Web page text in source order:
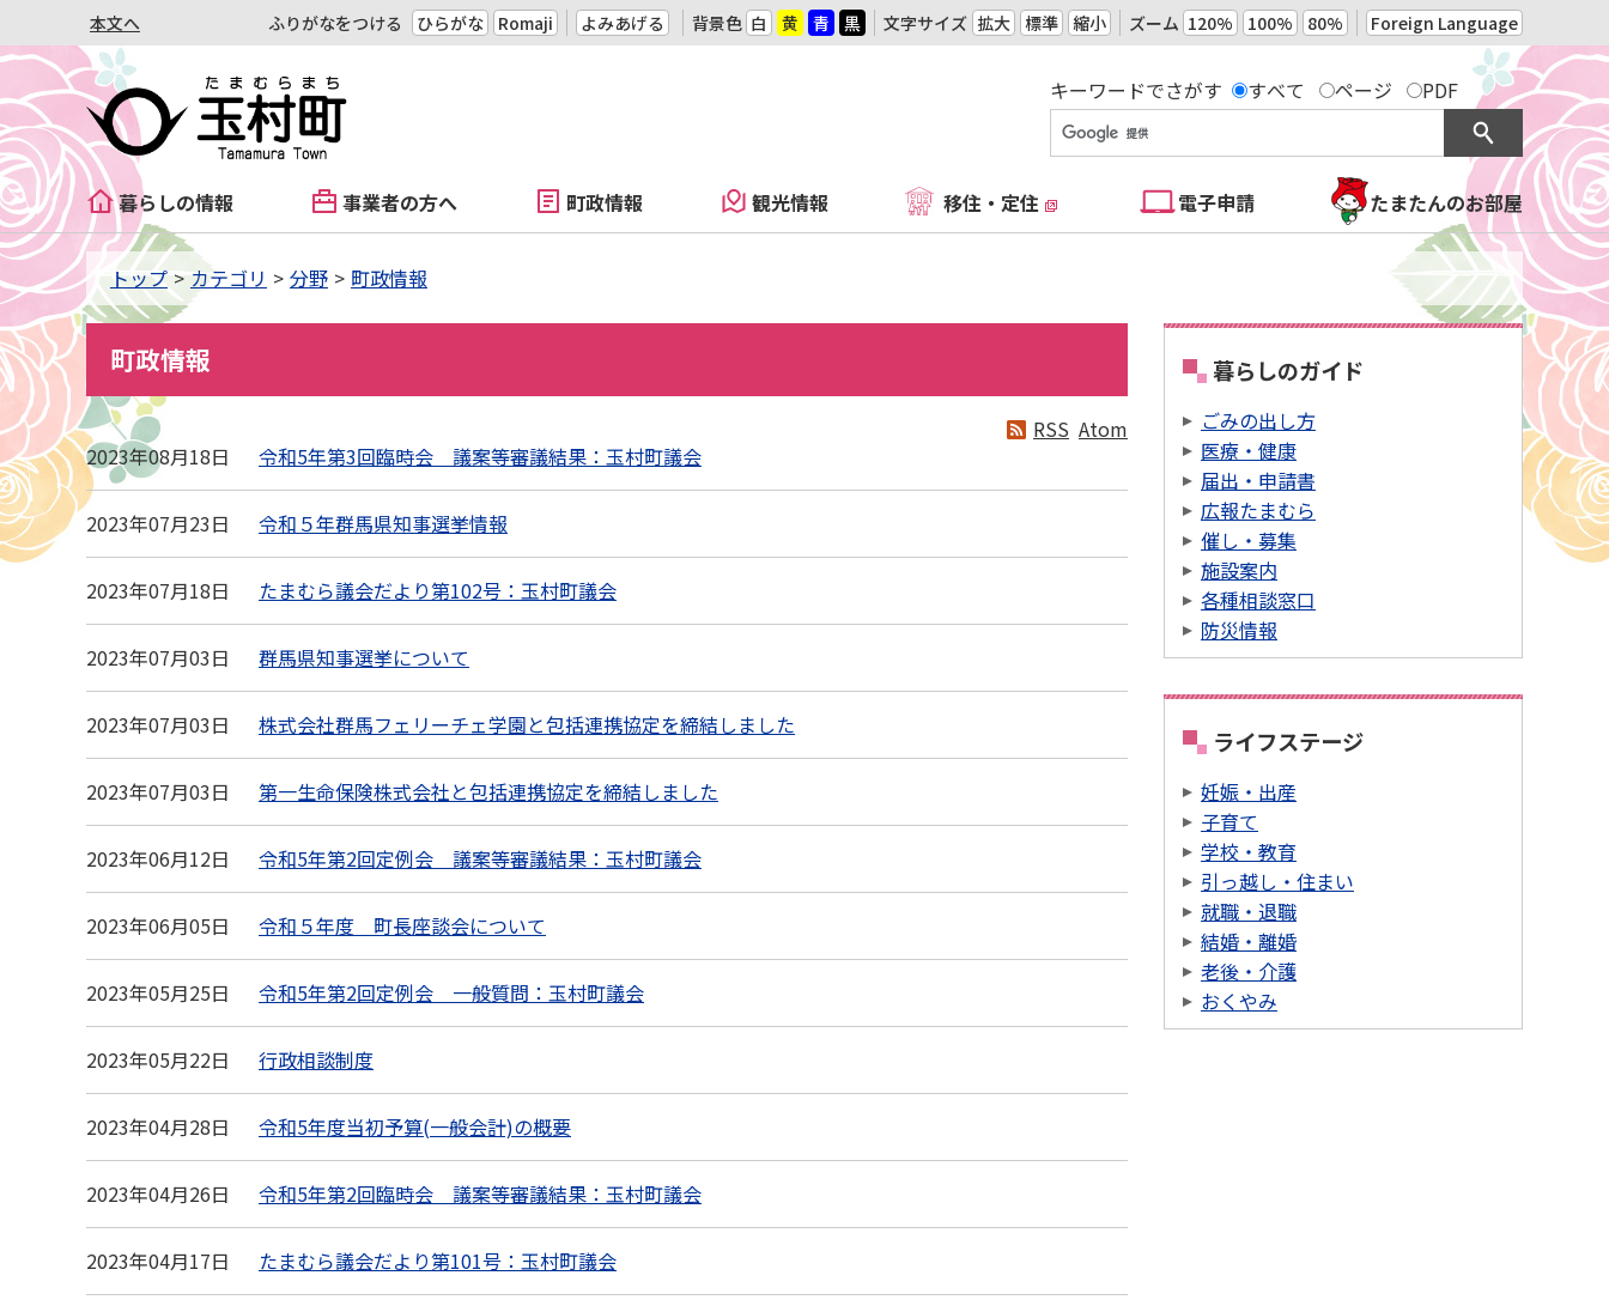
本文へ ふりがなをつける ひらがな Romaji よみあげる 背景色 白 黄 青 黒 文字サイズ 拡大 標準 縮小 ズーム 120% 100% 80% Foreign Language
キーワードでさがす すべて ページ PDF
暮らしの情報 事業者の方へ 町政情報 観光情報 移住・定住 電子申請 たまたんのお部屋
トップ カテゴリ 分野 町政情報
町政情報
RSS Atom
2023年08月18日
令和5年第3回臨時会 議案等審議結果：玉村町議会
2023年07月23日 令和５年群馬県知事選挙情報
2023年07月18日 たまむら議会だより第102号：玉村町議会
2023年07月03日 群馬県知事選挙について
2023年07月03日 株式会社群馬フェリーチェ学園と包括連携協定を締結しました
2023年07月03日 第一生命保険株式会社と包括連携協定を締結しました
2023年06月12日 令和5年第2回定例会 議案等審議結果：玉村町議会
2023年06月05日 令和５年度 町長座談会について
2023年05月25日 令和5年第2回定例会 一般質問：玉村町議会
2023年05月22日 行政相談制度
2023年04月28日 令和5年度当初予算(一般会計)の概要
2023年04月26日 令和5年第2回臨時会 議案等審議結果：玉村町議会
2023年04月17日 たまむら議会だより第101号：玉村町議会
暮らしのガイド
ごみの出し方
医療・健康
届出・申請書
広報たまむら
催し・募集
施設案内
各種相談窓口
防災情報
ライフステージ
妊娠・出産
子育て
学校・教育
引っ越し・住まい
就職・退職
結婚・離婚
老後・介護
おくやみ